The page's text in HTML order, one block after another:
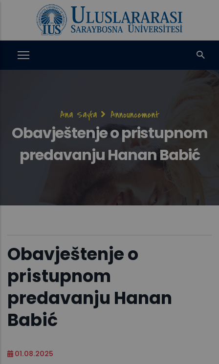
Sayfa
yolu
Ana Sayfa Announcement
Obavještenje o pristupnom
predavanju Hanan Babić
Obavještenje o
pristupnom
predavanju Hanan
Babić
01.08.2025